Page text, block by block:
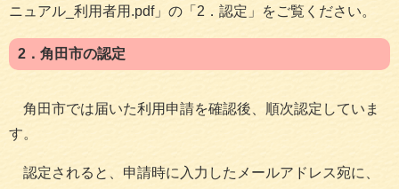
ニュアル_利用者用.pdf」の「2．認定」をご覧ください。
2．角田市の認定
角田市では届いた利用申請を確認後、順次認定していま
す。
認定されると、申請時に入力したメールアドレス宛に、